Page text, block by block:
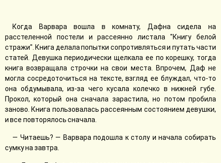
Когда Варвара вошла в комнату, Дафна сидела на
расстеленной постели и рассеянно листала "Книгу белой
стражи". Книга делала попытки сопротивляться и путать части
статей. Девушка периодически щелкала ее по корешку, тогда
книга возвращала строчки на свои места. Впрочем, Даф не
могла сосредоточиться на тексте, взгляд ее блуждал, что-то
она обдумывала, из-за чего кусала колечко в нижней губе.
Прокол, который она сначала зарастила, но потом пробила
заново. Книга пользовалась рассеянным состоянием девушки,
и все повторялось сначала.
— Читаешь? — Варвара подошла к столу и начала собирать
сумку на завтра.